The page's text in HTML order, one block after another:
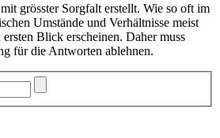
grösster Sorgfalt erstellt. Wie so oft im
Umstände und Verhältnisse meist
Blick erscheinen. Daher muss
für die Antworten ablehnen.